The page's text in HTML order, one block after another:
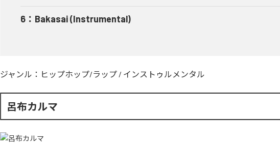
6 ： Bakasai (Instrumental)
ジャンル： ヒップホップ/ラップ / インストゥルメンタル
呂布カルマ